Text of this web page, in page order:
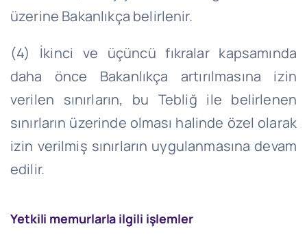
üzerine Bakanlıkça belirlenir.
(4) İkinci ve üçüncü fıkralar kapsamında
daha önce Bakanlıkça artırılmasına izin
verilen sınırların, bu Tebliğ ile belirlenen
sınırların üzerinde olması halinde özel olarak
izin verilmiş sınırların uygulanmasına devam
edilir.
Yetkili memurlarla ilgili işlemler